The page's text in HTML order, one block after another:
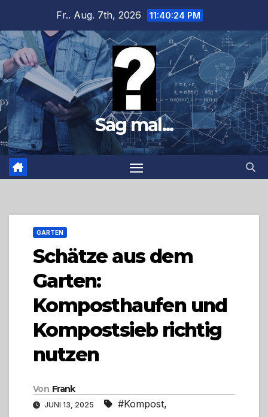
springen
Fr.. Aug. 7th, 2026 11:40:25 PM
Sag mal...
GARTEN
Schätze aus dem
Garten:
Komposthaufen und
Kompostsieb richtig
nutzen
Von Frank
JUNI 13, 2025 #Kompost,